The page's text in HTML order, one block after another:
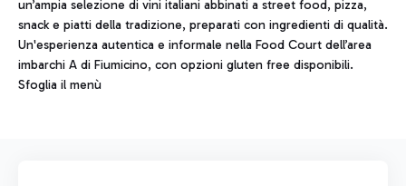
un’ampia selezione di vini italiani abbinati a street food, pizza,
snack e piatti della tradizione, preparati con ingredienti di qualità.
Un'esperienza autentica e informale nella Food Court dell’area
imbarchi A di Fiumicino, con opzioni gluten free disponibili.
Sfoglia il menù